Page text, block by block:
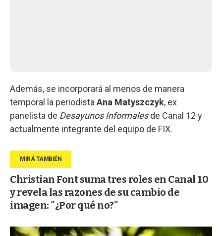
Además, se incorporará al menos de manera
temporal la periodista Ana Matyszczyk, ex
panelista de Desayunos Informalesde Canal 12 y
actualmente integrante del equipo de FIX.
Christian Font suma tres roles en Canal 10
y revela las razones de su cambio de
imagen: "¿Por qué no?"